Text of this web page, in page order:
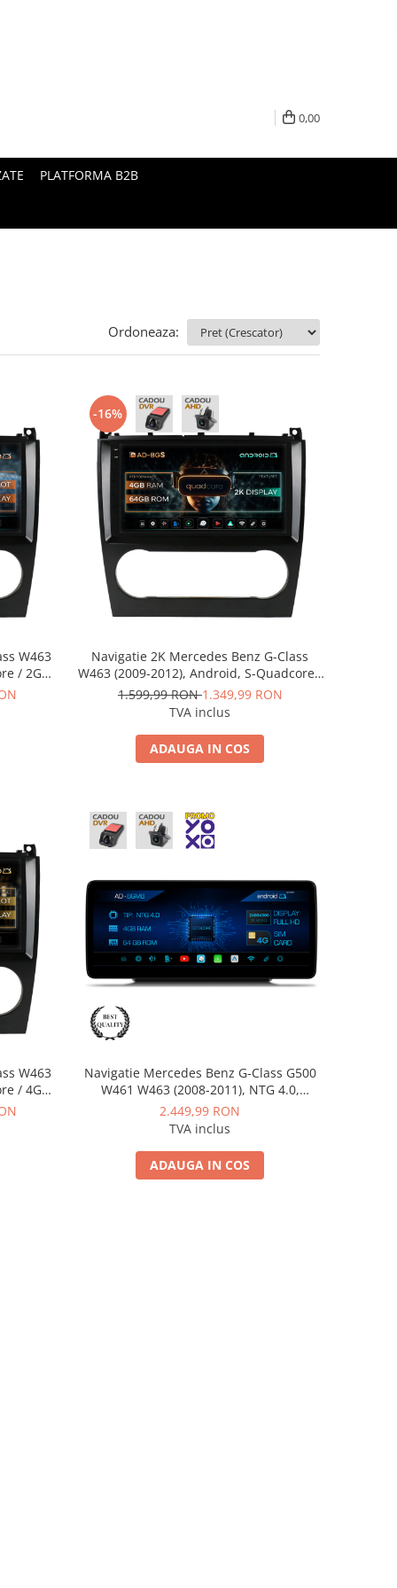
0,00
PLATFORMA B2B
Ordoneaza:
W463
/ 2GB
-16%
Navigatie 2K Mercedes Benz G-Class
W463 (2009-2012), Android, S-Quadcore /
4GB RAM + 64GB ROM, 9.5 Inch - AD-
BGS90042K+AD-BGRKIT414v2
1.599,99 RON1.349,99 RON
TVA inclus
ADAUGA IN COS
W463
/ 4GB
Navigatie Mercedes Benz G-Class G500
W461 W463 (2008-2011), NTG 4.0,
Android, MB-Octacore, 4GB RAM + 64GB
ROM, 12.3 Inch - AD-BGMB1200440+AD-
2.449,99 RON
TVA inclus
ADAUGA IN COS